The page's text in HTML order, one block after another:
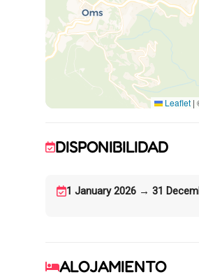
Leaflet |
DISPONIBILIDAD
1 January 2026 → 31
ALOJAMIENTO